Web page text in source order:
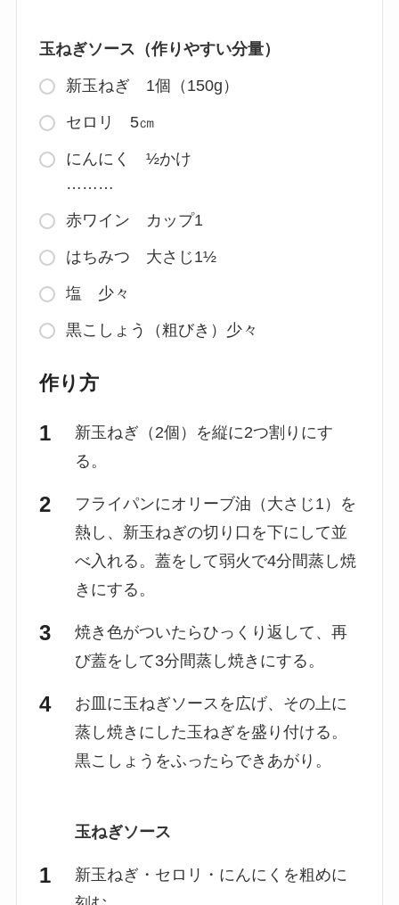
玉ねぎソース（作りやすい分量）
新玉ねぎ 1個（150g）
セロリ 5㎝
にんにく ½かけ
………
赤ワイン カップ1
はちみつ 大さじ1½
塩 少々
黒こしょう（粗びき）少々
作り方
新玉ねぎ（2個）を縦に2つ割りにす
る。
フライパンにオリーブ油（大さじ1）を
熱し、新玉ねぎの切り口を下にして並
べ入れる。蓋をして弱火で4分間蒸し焼
きにする。
焼き色がついたらひっくり返して、再
び蓋をして3分間蒸し焼きにする。
お皿に玉ねぎソースを広げ、その上に
蒸し焼きにした玉ねぎを盛り付ける。
黒こしょうをふったらできあがり。
玉ねぎソース
新玉ねぎ・セロリ・にんにくを粗めに